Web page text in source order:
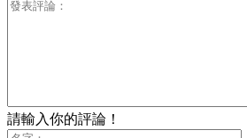
請輸入你的評論！